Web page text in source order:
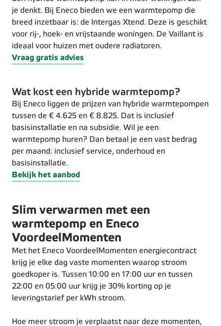
je denkt. Bij Eneco bieden we een warmtepomp die
breed inzetbaar is: de Intergas Xtend. Deze is geschikt
voor rij-, hoek- en vrijstaande woningen. De Vaillant is
ideaal voor huizen met oudere radiatoren.
Vraag gratis advies
Wat kost een hybride warmtepomp?
Bij Eneco liggen de prijzen van hybride warmtepompen
tussen de € 4.625 en € 8.825. Dat is inclusief
basisinstallatie en na subsidie. Wil je een
warmtepomp huren? Dan betaal je een vast bedrag
per maand: inclusief service, onderhoud en
basisinstallatie.
Bekijk het aanbod
Slim verwarmen met een
warmtepomp en Eneco
VoordeelMomenten
Met het Eneco VoordeelMomenten energiecontract
krijg je elke dag vaste momenten waarop stroom
goedkoper is. Tussen 10:00 en 17:00 uur en tussen
22:00 en 05:00 uur krijg je 30% korting op je
leveringstarief per kWh stroom.
Hoe meer stroom je verplaatst naar deze momenten,